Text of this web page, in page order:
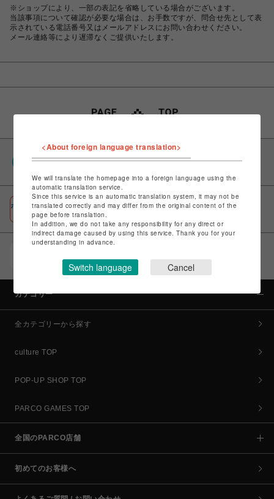
※ショップにより、一部の表記を省略している場合がございます。
当該事項について確認が必要な場合は、お手数ですが、問合せ先として表
示されている電話番号又はメールアドレスにお問い合わせください。
メール連絡等により遅滞なくご提供いたします。
PARCOポイント
ポケパル払い
初回登録＆お買物で最大1,500円分のPARCOポイント進呈
コイン＆クーポンでPARCOでのお買い物がオトクに
カテゴリー
全カテゴリーから探す
culture TOP
POP-UP SHOP TOP
PARCO GAMES TOP
全国のPARCO店舗
初めてのお客様へ
<About foreign language translation>
We will translate the homepage into a foreign language using the
automatic translation service.
Since this service is an automatic translation system, it may not be
translated correctly and may differ from the original content of the
page before translation.
In addition, we do not take any responsibility for any direct or
indirect damage caused by using this service. Thank you for your
understanding in advance.
Switch language Cancel